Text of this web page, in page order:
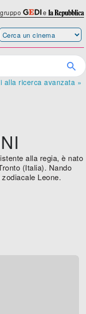
e
alla ricerca avanzata »
alla regia, è nato
(Italia). Nando
Leone.